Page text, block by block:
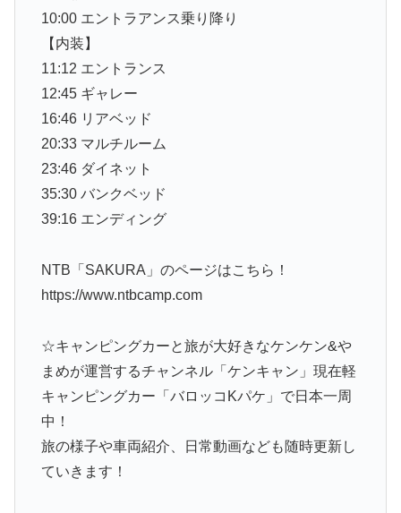
10:00 エントラアンス乗り降り
【内装】
11:12 エントランス
12:45 ギャレー
16:46 リアベッド
20:33 マルチルーム
23:46 ダイネット
35:30 バンクベッド
39:16 エンディング
NTB「SAKURA」のページはこちら！
https://www.ntbcamp.com
☆キャンピングカーと旅が大好きなケンケン&や
まめが運営するチャンネル「ケンキャン」現在軽
キャンピングカー「バロッコKパケ」で日本一周
中！
旅の様子や車両紹介、日常動画なども随時更新し
ていきます！